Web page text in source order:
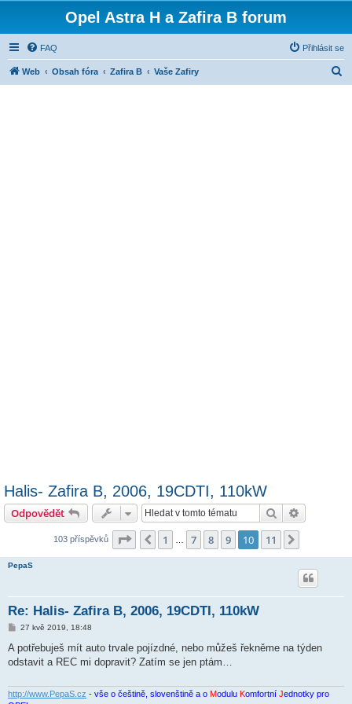
Opel Astra H a Zafira B forum
FAQ Přihlásit se
Web Obsah fóra Zafira B Vaše Zafiry
Halis- Zafira B, 2006, 19CDTI, 110kW
Odpovědět Hledat
103 příspěvků Stránka 10 z11
Předchozí
1 7 8 9 10 11
PepaS
Re: Halis- Zafira B, 2006, 19CDTI, 110kW
P
í
s
p
e
k
27 kvě 2019, 18:48
A potřebuješ mít auto trvale pojízdné, nebo můžeš řekněme na týden
odstavit a REC mi dopravit? Zatím se jen ptám…
http://www.PepaS.cz - vše o češtině, slovenštině a o Modulu Komfortní Jednotky pro